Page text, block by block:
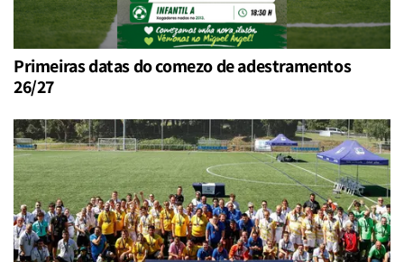
Primeiras datas do comezo de adestramentos
26/27